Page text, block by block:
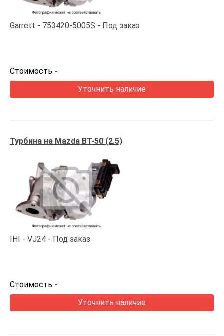
Garrett 753420-5005S Под заказ
Стоимость -
Уточнить наличие
Турбина на Mazda BT-50 (2.5)
IHI VJ24 Под заказ
Стоимость -
Уточнить наличие